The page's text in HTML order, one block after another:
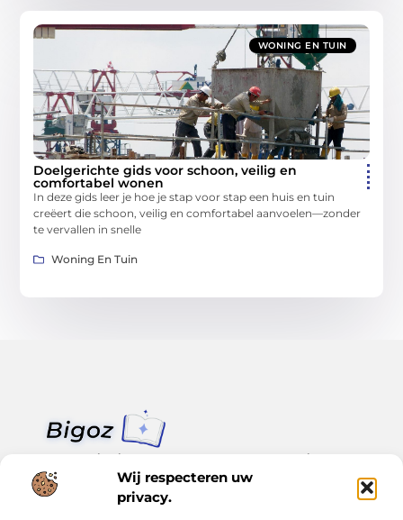
Wij respecteren uw
privacy.
WONING EN TUIN
Doelgerichte gids voor schoon, veilig en
comfortabel wonen
In deze gids leer je hoe je stap voor stap een huis en tuin
creëert die schoon, veilig en comfortabel aanvoelen—zonder
te vervallen in snelle
Woning En Tuin
Van klein nieuws tot grote trends – alles op Bigoz.nl.
Lees inspirerende blogs en artikelen over het dagelijks leven,
actualiteit en meer.